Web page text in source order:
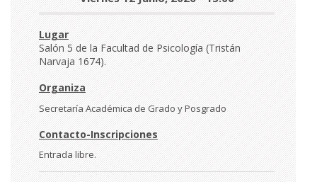
y
hora
Lugar
Salón 5 de la Facultad de Psicología (Tristán
Narvaja 1674).
Organiza
Secretaría Académica de Grado y Posgrado
Contacto-Inscripciones
Entrada libre.